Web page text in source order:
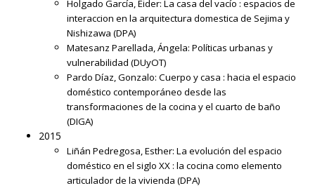
Holgado García, Eider: La casa del vacío : espacios de
interaccion en la arquitectura domestica de Sejima y
Nishizawa (DPA)
Matesanz Parellada, Ángela: Políticas urbanas y
vulnerabilidad (DUyOT)
Pardo Díaz, Gonzalo: Cuerpo y casa : hacia el espacio
doméstico contemporáneo desde las
transformaciones de la cocina y el cuarto de baño
(DIGA)
2015
Liñán Pedregosa, Esther: La evolución del espacio
doméstico en el siglo XX : la cocina como elemento
articulador de la vivienda (DPA)